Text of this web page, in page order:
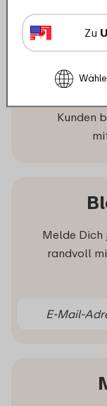
Was
Kunden
Melde Dich
randvoll
Zu